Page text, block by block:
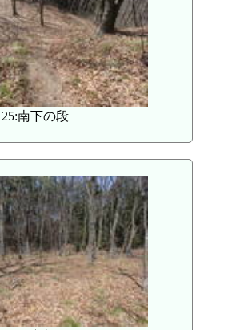
25:南下の段